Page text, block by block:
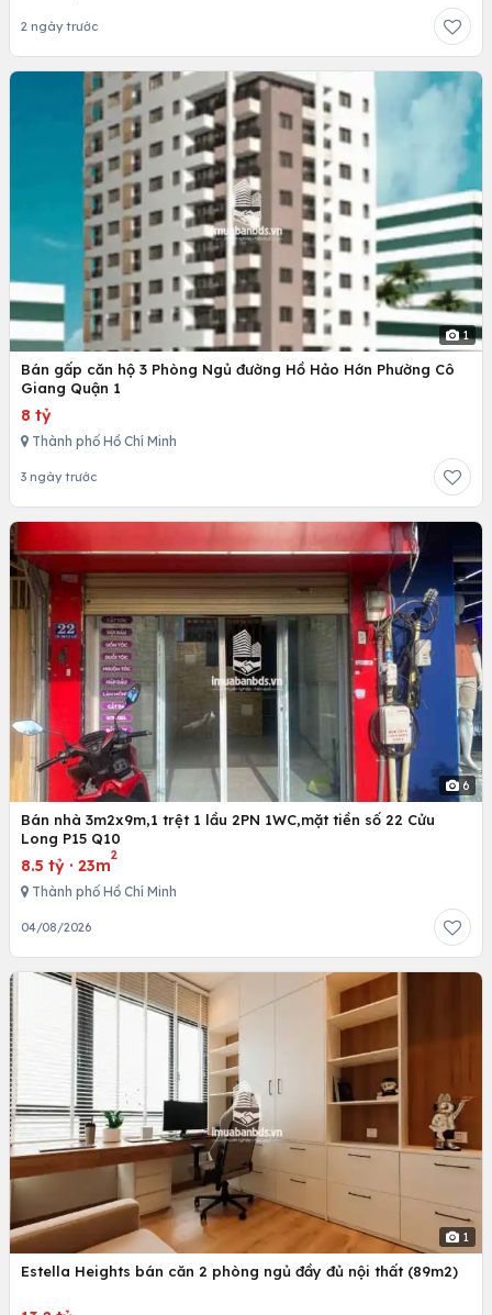
2 ngày trước
1
Bán gấp căn hộ 3 Phòng Ngủ đường Hồ Hảo Hớn Phường Cô
Giang Quận 1
8 tỷ
Thành phố Hồ Chí Minh
3 ngày trước
6
Bán nhà 3m2x9m,1 trệt 1 lầu 2PN 1WC,mặt tiền số 22 Cửu
Long P15 Q10
8.5 tỷ · 23m
2
Thành phố Hồ Chí Minh
04/08/2026
1
Estella Heights bán căn 2 phòng ngủ đầy đủ nội thất (89m2)